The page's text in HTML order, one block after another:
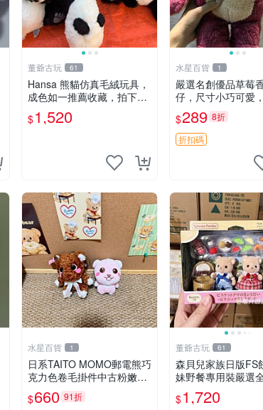
董爺古玩 61
Hansa 熊貓仿真毛絨玩具，
成色如一推薦收藏，拍下無
疑心 熊貓 毛絨玩具 收藏
$1,520
水星百貨 1
嚴選名創優品草莓
仔，尺寸小巧可愛
藏賞玩 30cm 玩具
莓熊
$289 8折
折扣碼
水星百貨 1
日系TAITO MOMO郵電熊巧
克力色卷毛掛件中古粉嫩玩
偶微瑕推薦 postpet momo
郵電熊 中古玩偶
$660 91折
董爺古玩 61
森貝兒家族日版FS
妹野餐專用裝嚴選
封，包含兩組大童
裝，適合收藏與分享
$1,720